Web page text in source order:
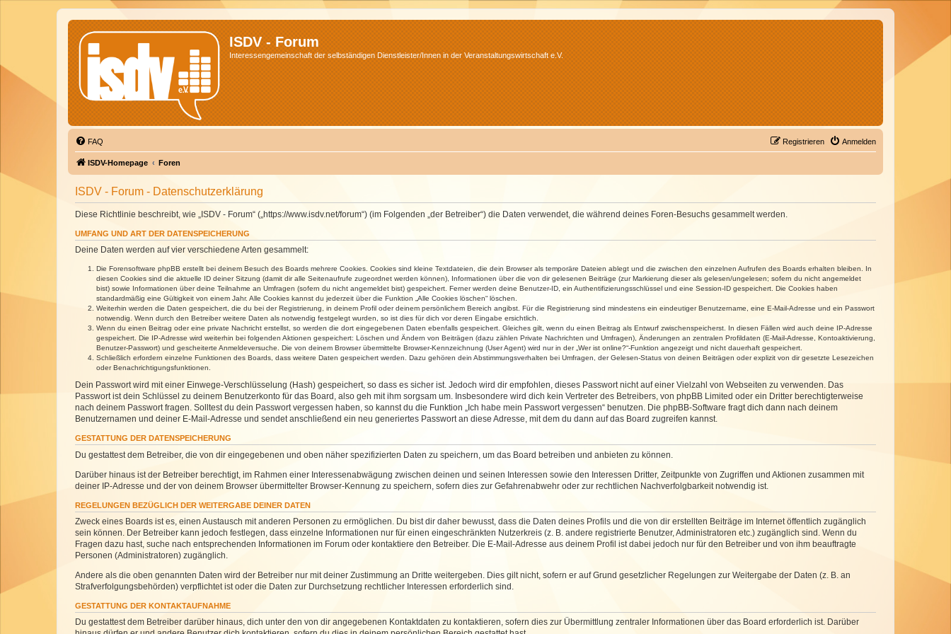
ISDV - Forum
Interessengemeinschaft der selbständigen Dienstleister/Innen in der Veranstaltungswirtschaft e.V.
FAQ Anmelden
Registrieren
ISDV-Homepage Foren
ISDV - Forum - Datenschutzerklärung
Diese Richtlinie beschreibt, wie „ISDV - Forum“ („https://www.isdv.net/forum“) (im Folgenden „der Betreiber“) die Daten verwendet, die während deines Foren-Besuchs gesammelt werden.
UMFANG UND ART DER DATENSPEICHERUNG
Deine Daten werden auf vier verschiedene Arten gesammelt:
Die Forensoftware phpBB erstellt bei deinem Besuch des Boards mehrere Cookies. Cookies sind kleine Textdateien, die dein Browser als temporäre Dateien ablegt und die zwischen den einzelnen Aufrufen des Boards erhalten bleiben. In
diesen Cookies sind die aktuelle ID deiner Sitzung (damit dir alle Seitenaufrufe zugeordnet werden können), Informationen über die von dir gelesenen Beiträge (zur Markierung dieser als gelesen/ungelesen; sofern du nicht angemeldet
bist) sowie Informationen über deine Teilnahme an Umfragen (sofern du nicht angemeldet bist) gespeichert. Ferner werden deine Benutzer-ID, ein Authentifizierungsschlüssel und eine Session-ID gespeichert. Die Cookies haben
standardmäßig eine Gültigkeit von einem Jahr. Alle Cookies kannst du jederzeit über die Funktion „Alle Cookies löschen“ löschen.
Weiterhin werden die Daten gespeichert, die du bei der Registrierung, in deinem Profil oder deinem persönlichem Bereich angibst. Für die Registrierung sind mindestens ein eindeutiger Benutzername, eine E-Mail-Adresse und ein Passwort
notwendig. Wenn durch den Betreiber weitere Daten als notwendig festgelegt wurden, so ist dies für dich vor deren Eingabe ersichtlich.
Wenn du einen Beitrag oder eine private Nachricht erstellst, so werden die dort eingegebenen Daten ebenfalls gespeichert. Gleiches gilt, wenn du einen Beitrag als Entwurf zwischenspeicherst. In diesen Fällen wird auch deine IP-Adresse
gespeichert. Die IP-Adresse wird weiterhin bei folgenden Aktionen gespeichert: Löschen und Ändern von Beiträgen (dazu zählen Private Nachrichten und Umfragen), Änderungen an zentralen Profildaten (E-Mail-Adresse, Kontoaktivierung,
Benutzer-Passwort) und gescheiterte Anmeldeversuche. Die von deinem Browser übermittelte Browser-Kennzeichnung (User Agent) wird nur in der „Wer ist online?“-Funktion angezeigt und nicht dauerhaft gespeichert.
Schließlich erfordern einzelne Funktionen des Boards, dass weitere Daten gespeichert werden. Dazu gehören dein Abstimmungsverhalten bei Umfragen, der Gelesen-Status von deinen Beiträgen oder explizit von dir gesetzte Lesezeichen
oder Benachrichtigungsfunktionen.
Dein Passwort wird mit einer Einwege-Verschlüsselung (Hash) gespeichert, so dass es sicher ist. Jedoch wird dir empfohlen, dieses Passwort nicht auf einer Vielzahl von Webseiten zu verwenden. Das
Passwort ist dein Schlüssel zu deinem Benutzerkonto für das Board, also geh mit ihm sorgsam um. Insbesondere wird dich kein Vertreter des Betreibers, von phpBB Limited oder ein Dritter berechtigterweise
nach deinem Passwort fragen. Solltest du dein Passwort vergessen haben, so kannst du die Funktion „Ich habe mein Passwort vergessen“ benutzen. Die phpBB-Software fragt dich dann nach deinem
Benutzernamen und deiner E-Mail-Adresse und sendet anschließend ein neu generiertes Passwort an diese Adresse, mit dem du dann auf das Board zugreifen kannst.
GESTATTUNG DER DATENSPEICHERUNG
Du gestattest dem Betreiber, die von dir eingegebenen und oben näher spezifizierten Daten zu speichern, um das Board betreiben und anbieten zu können.
Darüber hinaus ist der Betreiber berechtigt, im Rahmen einer Interessenabwägung zwischen deinen und seinen Interessen sowie den Interessen Dritter, Zeitpunkte von Zugriffen und Aktionen zusammen mit
deiner IP-Adresse und der von deinem Browser übermittelter Browser-Kennung zu speichern, sofern dies zur Gefahrenabwehr oder zur rechtlichen Nachverfolgbarkeit notwendig ist.
REGELUNGEN BEZÜGLICH DER WEITERGABE DEINER DATEN
Zweck eines Boards ist es, einen Austausch mit anderen Personen zu ermöglichen. Du bist dir daher bewusst, dass die Daten deines Profils und die von dir erstellten Beiträge im Internet öffentlich zugänglich
sein können. Der Betreiber kann jedoch festlegen, dass einzelne Informationen nur für einen eingeschränkten Nutzerkreis (z. B. andere registrierte Benutzer, Administratoren etc.) zugänglich sind. Wenn du
Fragen dazu hast, suche nach entsprechenden Informationen im Forum oder kontaktiere den Betreiber. Die E-Mail-Adresse aus deinem Profil ist dabei jedoch nur für den Betreiber und von ihm beauftragte
Personen (Administratoren) zugänglich.
Andere als die oben genannten Daten wird der Betreiber nur mit deiner Zustimmung an Dritte weitergeben. Dies gilt nicht, sofern er auf Grund gesetzlicher Regelungen zur Weitergabe der Daten (z. B. an
Strafverfolgungsbehörden) verpflichtet ist oder die Daten zur Durchsetzung rechtlicher Interessen erforderlich sind.
GESTATTUNG DER KONTAKTAUFNAHME
Du gestattest dem Betreiber darüber hinaus, dich unter den von dir angegebenen Kontaktdaten zu kontaktieren, sofern dies zur Übermittlung zentraler Informationen über das Board erforderlich ist. Darüber